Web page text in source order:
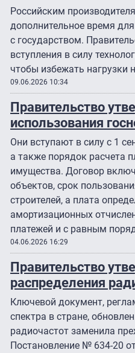
Российским
дополнительное время
с государством.
вступления в силу
чтобы избежать нагрузки
09.06.2026 10:34
Правительство
использования
Они вступают в силу с 1
а также порядок расчета
имущества. Договор
объектов, срок
строителей, а плата
амортизационных
платежей и с равным
04.06.2026 16:29
Правительство
распределения
Ключевой документ,
спектра в стране,
радиочастот заменила
Постановление № 634-20